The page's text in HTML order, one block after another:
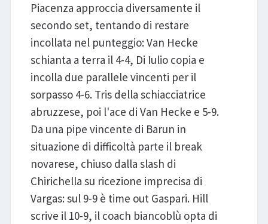
Piacenza approccia diversamente il
secondo set, tentando di restare
incollata nel punteggio: Van Hecke
schianta a terra il 4-4, Di Iulio copia e
incolla due parallele vincenti per il
sorpasso 4-6. Tris della schiacciatrice
abruzzese, poi l'ace di Van Hecke e 5-9.
Da una pipe vincente di Barun in
situazione di difficoltà parte il break
novarese, chiuso dalla slash di
Chirichella su ricezione imprecisa di
Vargas: sul 9-9 è time out Gaspari. Hill
scrive il 10-9, il coach biancoblù opta di